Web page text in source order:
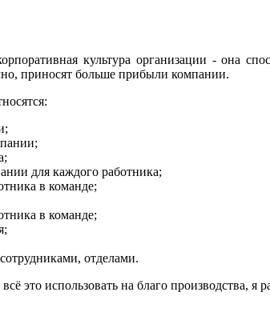
культура организации - она
приносят больше прибыли компании.
для каждого работника;
в команде;
в команде;
отделами.
это использовать на благо производства, я